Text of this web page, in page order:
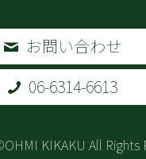
お問い合わせ
06-6314-6613
KIKAKU All Rights